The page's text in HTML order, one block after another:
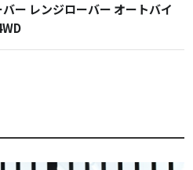
レンジローバー オートバイ